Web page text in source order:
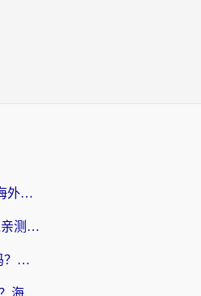
雷神手游和sixfast哪个好？海外党亲测3款回国加速器，教你选对不踩坑
穿梭和快喵好用吗？海外党亲测：小众加速器对比+番茄加速器深度体验
云极和Unblock Youku好用吗？海外党亲测+2026回国加速器避坑指南